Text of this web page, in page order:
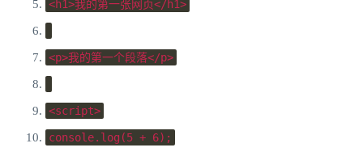
<h1>我的第一张网页</h1>
<p>我的第一个段落</p>
<script>
console. log (5 + 6);